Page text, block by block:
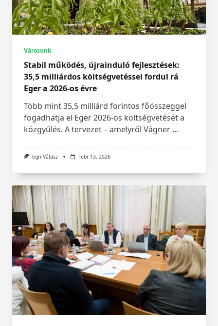
Városunk
Stabil működés, újrainduló fejlesztések:
35,5 milliárdos költségvetéssel fordul rá
Eger a 2026-os évre
Több mint 35,5 milliárd forintos főösszeggel
fogadhatja el Eger 2026-os költségvetését a
közgyűlés. A tervezet – amelyről Vágner ...
Egri Válasz Febr 13, 2026